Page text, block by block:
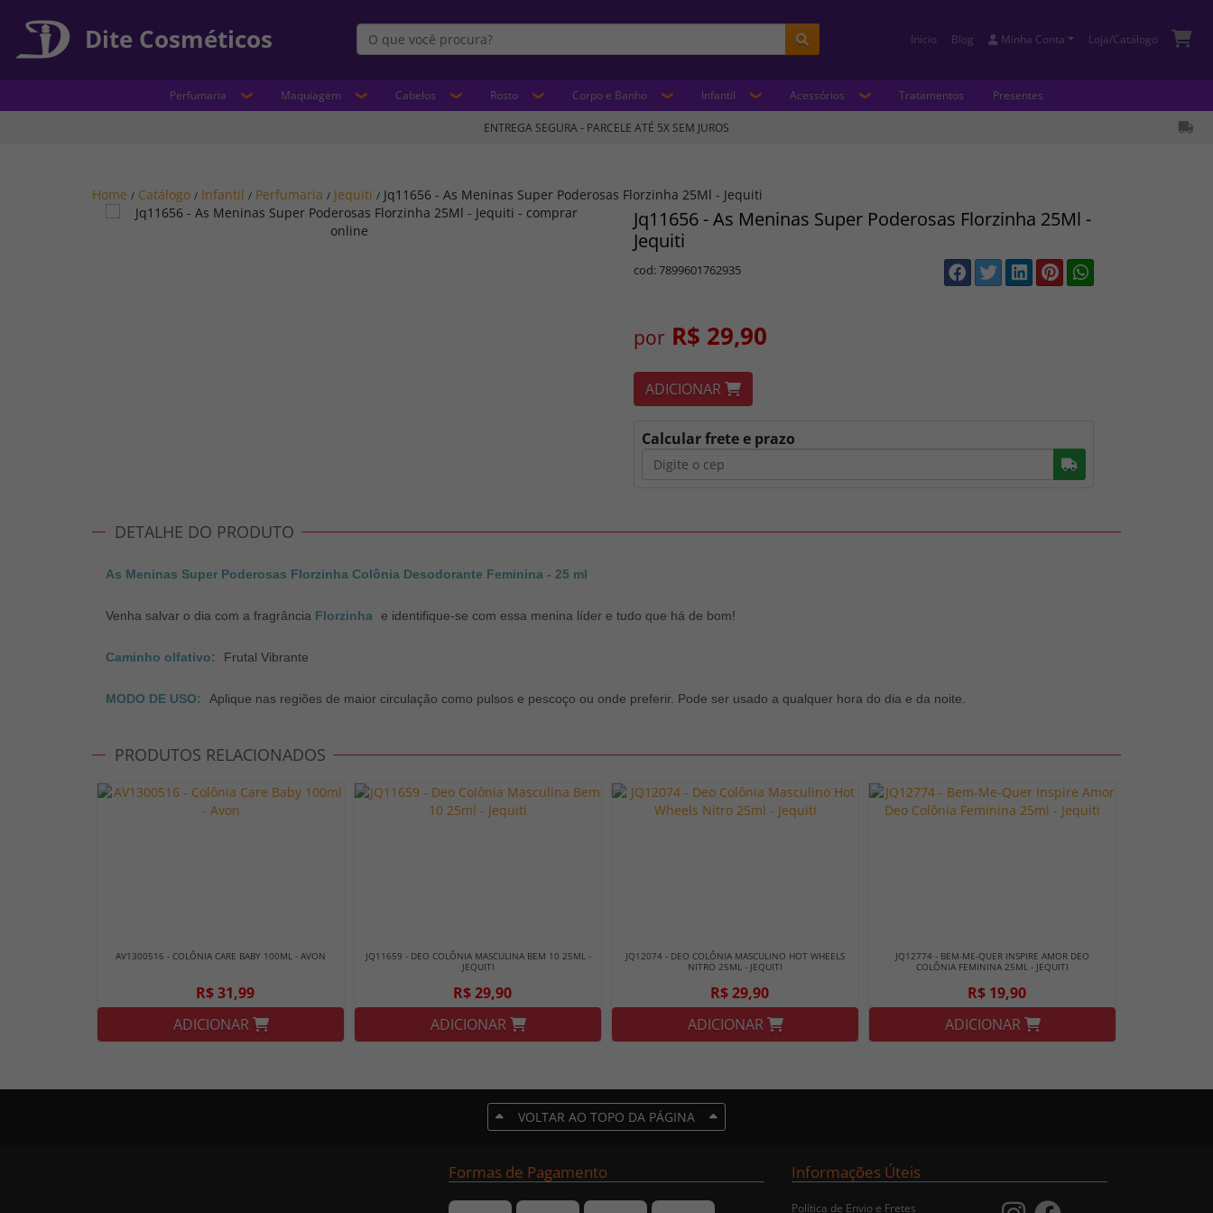
Dite Cosméticos Início Blog Minha Conta Loja/Catálogo
Perfumaria Maquiagem Cabelos Rosto Corpo e Banho Infantil Acessórios Tratamentos Presentes
ENTREGA SEGURA - PARCELE ATÉ 5X SEM JUROS
Home / Catálogo / Infantil / Perfumaria / Jequiti / Jq11656 - As Meninas Super Poderosas Florzinha 25Ml - Jequiti
Jq11656 - As Meninas Super Poderosas Florzinha 25Ml -
Jequiti
cod: 7899601762935
por R$ 29,90
ADICIONAR
Calcular frete e prazo
Buscar
DETALHE DO PRODUTO
As Meninas Super Poderosas Florzinha Colônia Desodorante Feminina - 25 ml
Venha salvar o dia com a fragrância Florzinha e identifique-se com essa menina líder e tudo que há de bom!
Caminho olfativo: Frutal Vibrante
MODO DE USO: Aplique nas regiões de maior circulação como pulsos e pescoço ou onde preferir. Pode ser usado a qualquer hora do dia e da noite.
PRODUTOS RELACIONADOS
AV1300516 - COLÔNIA CARE BABY 100ML - AVON
R$ 31,99
ADICIONAR
JQ11659 - DEO COLÔNIA MASCULINA BEM 10 25ML -
JEQUITI
R$ 29,90
ADICIONAR
JQ12074 - DEO COLÔNIA MASCULINO HOT WHEELS
NITRO 25ML - JEQUITI
R$ 29,90
ADICIONAR
JQ12774 - BEM-ME-QUER INSPIRE AMOR DEO
COLÔNIA FEMININA 25ML - JEQUITI
R$ 19,90
ADICIONAR
VOLTAR AO TOPO DA PÁGINA
Formas de Pagamento Informações Úteis
Política de Envio e Fretes